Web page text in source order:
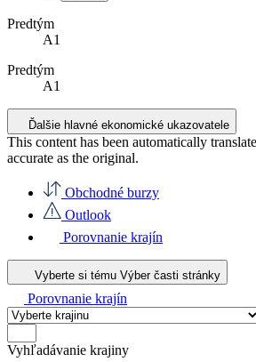
Predtým
A1
Predtým
A1
Ďalšie hlavné ekonomické ukazovatele
This content has been automatically
accurate as the original.
Obchodné burzy
Outlook
Porovnanie krajín
Vyberte si tému Výber časti stránky
Porovnanie krajín
Vyhľadávanie krajiny